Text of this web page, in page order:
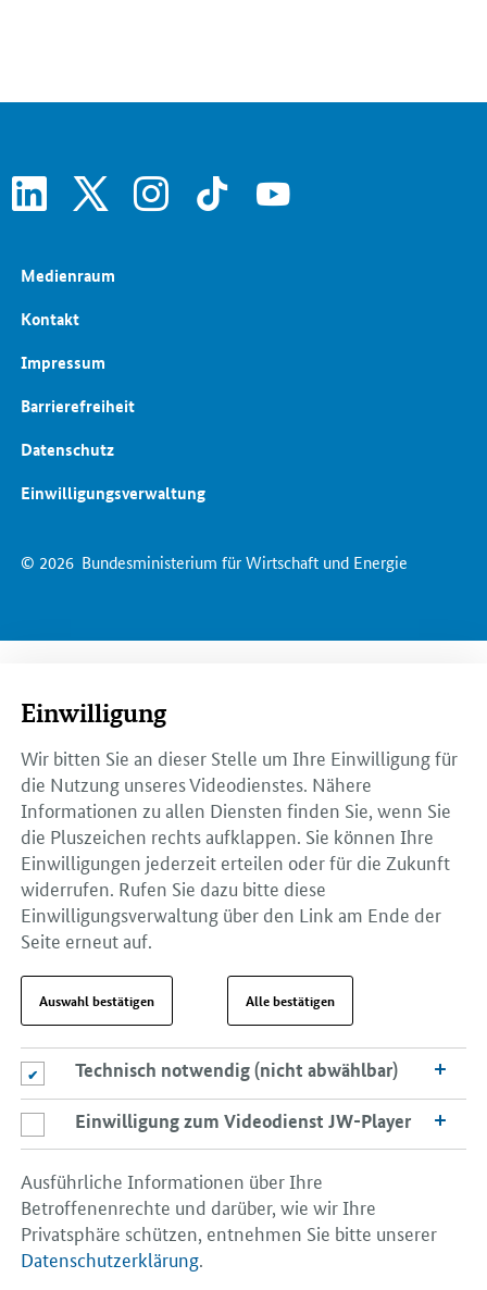
Energiewende im Gebäudebereich
linkedin instagram tiktok youtube
© 2026 Bundesministerium für Wirtschaft und Energie
Medienraum
Kontakt
Impressum
Barrierefreiheit
Datenschutz
Einwilligungsverwaltung
Einwilligung
Wir bitten Sie an dieser Stelle um Ihre Einwilligung für
die Nutzung unseres Videodienstes. Nähere
Informationen zu allen Diensten finden Sie, wenn Sie
die Pluszeichen rechts aufklappen. Sie können Ihre
Einwilligungen jederzeit erteilen oder für die Zukunft
widerrufen. Rufen Sie dazu bitte diese
Einwilligungsverwaltung über den Link am Ende der
Seite erneut auf.
Auswahl bestätigen Alle bestätigen
Technisch notwendig (nicht abwählbar)
Technisch notwendig (nicht abwählbar)
Einwilligung zum Videodienst JW-Player
Einwilligung zum Videodienst JW-Player
Ausführliche Informationen über Ihre
Betroffenenrechte und darüber, wie wir Ihre
Privatsphäre schützen, entnehmen Sie bitte unserer
Datenschutzerklärung.